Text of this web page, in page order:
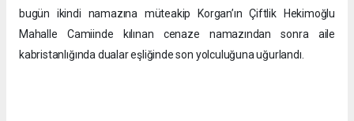
bugün ikindi namazına müteakip Korgan’ın Çiftlik Hekimoğlu
Mahalle Camiinde kılınan cenaze namazından sonra aile
kabristanlığında dualar eşliğinde son yolculuğuna uğurlandı.